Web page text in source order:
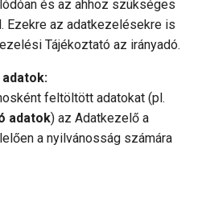
és az ahhoz szükséges
Ezekre az adatkezelésekre is
Tájékoztató az irányadó.
feltöltött adatokat (pl.
adatok) az Adatkezelő a
a nyilvánosság számára